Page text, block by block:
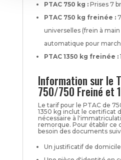
PTAC 750 kg :Prises 7
PTAC 750 kg freinée :7
universelles (frein à
automatique pour
PTAC 1350 kg freinée :
Information sur le
750/750 Freiné et
Le tarif pour le PTAC de
1350 kg inclut le certificat
nécessaire à
remorque. Pour établir ce
besoin des documents
Un justificatif de